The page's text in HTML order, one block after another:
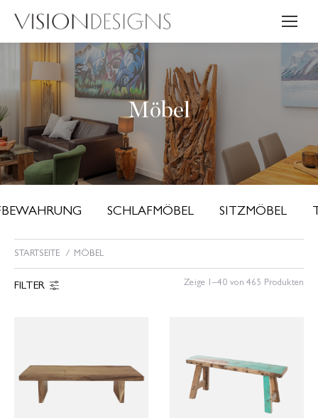
Möbel
SCHLAFMÖBEL SITZMÖBEL
Sie befinden sich hier:
STARTSEITE MÖBEL
Zeige 1–40 von 465 Produkten
FILTER